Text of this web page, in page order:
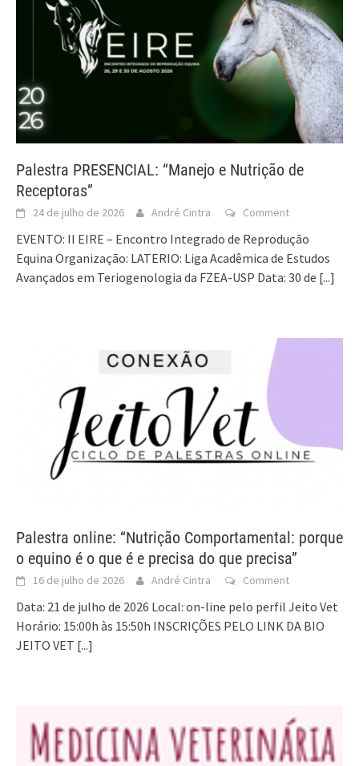
Palestra PRESENCIAL: “Manejo e Nutrição de
Receptoras”
24 de julho de 2026 André Cintra Comment
EVENTO: II EIRE – Encontro Integrado de Reprodução
Equina Organização: LATERIO: Liga Acadêmica de Estudos
Avançados em Teriogenologia da FZEA-USP Data: 30 de [...]
Palestra online: “Nutrição Comportamental: porque
o equino é o que é e precisa do que precisa”
16 de julho de 2026 André Cintra Comment
Data: 21 de julho de 2026 Local: on-line pelo perfil Jeito Vet
Horário: 15:00h às 15:50h INSCRIÇÕES PELO LINK DA BIO
JEITO VET [...]